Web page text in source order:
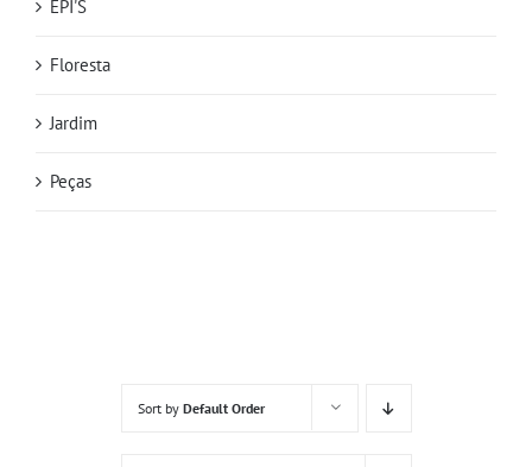
Sort by Default Order
EPI'S
Floresta
Jardim
Peças